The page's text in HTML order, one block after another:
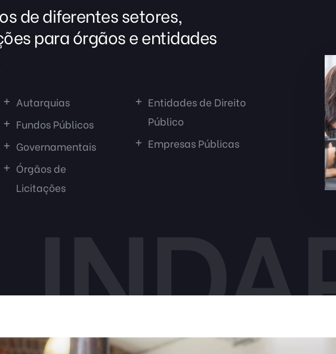
de diferentes setores,
para órgãos e entidades
Autarquias
Fundos Públicos
Governamentais
Órgãos de
Licitações
Entidades de Direito
Público
Empresas Públicas